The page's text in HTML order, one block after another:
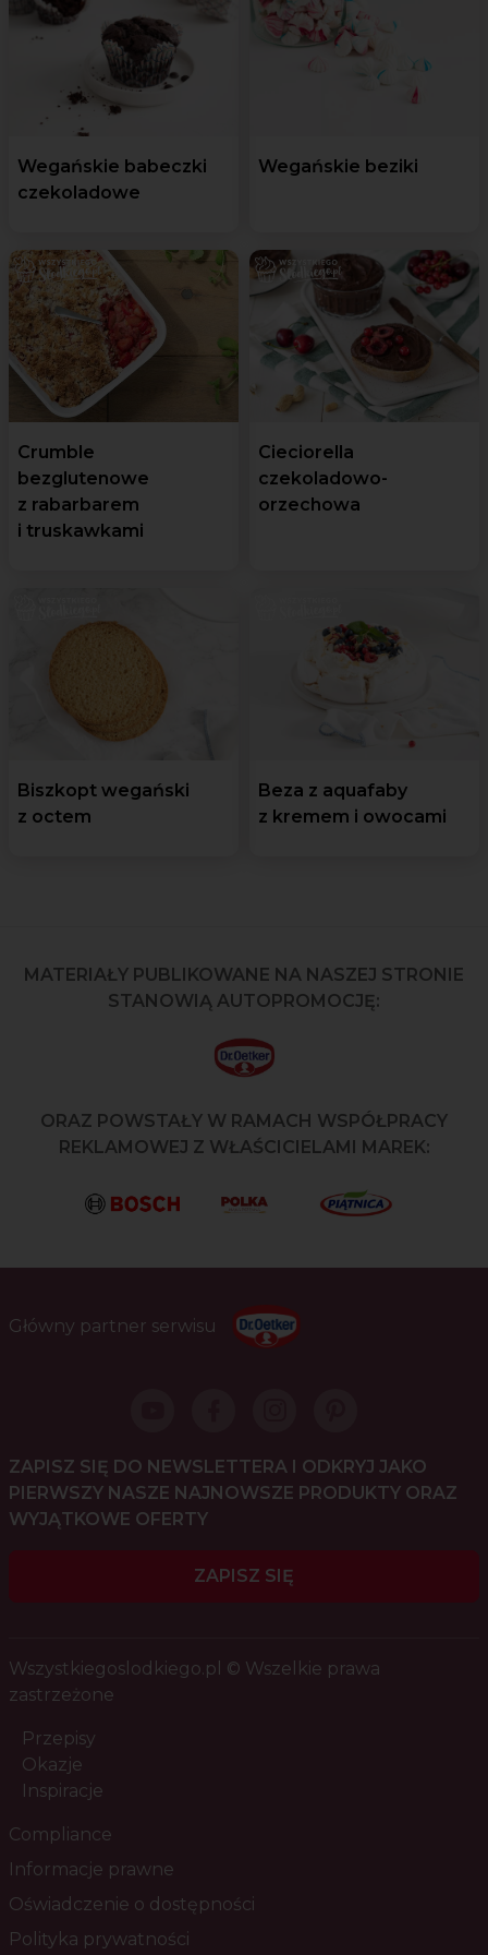
Wegańskie babeczki
czekoladowe
Wegańskie beziki
Crumble
bezglutenowe
z rabarbarem
i truskawkami
Cieciorella
czekoladowo-
orzechowa
Biszkopt wegański
z octem
Beza z aquafaby
z kremem i owocami
MATERIAŁY PUBLIKOWANE NA NASZEJ STRONIE
STANOWIĄ AUTOPROMOCJĘ:
ORAZ POWSTAŁY W RAMACH WSPÓŁPRACY
REKLAMOWEJ Z WŁAŚCICIELAMI MAREK:
Główny partner serwisu
ZAPISZ SIĘ DO NEWSLETTERA I ODKRYJ JAKO
PIERWSZY NASZE NAJNOWSZE PRODUKTY ORAZ
WYJĄTKOWE OFERTY
ZAPISZ SIĘ
Wszystkiegoslodkiego.pl © Wszelkie prawa
zastrzeżone
Przepisy
Okazje
Inspiracje
Compliance
Informacje prawne
Oświadczenie o dostępności
Polityka prywatności